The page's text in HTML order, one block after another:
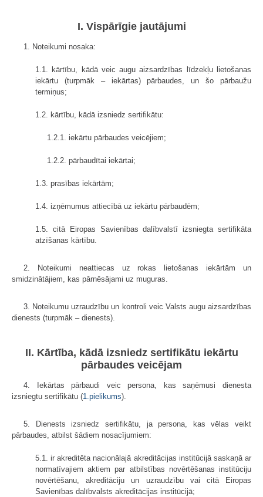
I. Vispārīgie jautājumi
1. Noteikumi nosaka:
1.1. kārtību, kādā veic augu aizsardzības līdzekļu lietošanas
iekārtu (turpmāk – iekārtas) pārbaudes, un šo pārbaužu
termiņus;
1.2. kārtību, kādā izsniedz sertifikātu:
1.2.1. iekārtu pārbaudes veicējiem;
1.2.2. pārbaudītai iekārtai;
1.3. prasības iekārtām;
1.4. izņēmumus attiecībā uz iekārtu pārbaudēm;
1.5. citā Eiropas Savienības dalībvalstī izsniegta sertifikāta
atzīšanas kārtību.
2. Noteikumi neattiecas uz rokas lietošanas iekārtām un
smidzinātājiem, kas pārnēsājami uz muguras.
3. Noteikumu uzraudzību un kontroli veic Valsts augu aizsardzības
dienests (turpmāk – dienests).
II. Kārtība, kādā izsniedz sertifikātu iekārtu
pārbaudes veicējam
4. Iekārtas pārbaudi veic persona, kas saņēmusi dienesta
izsniegtu sertifikātu (1.pielikums).
5. Dienests izsniedz sertifikātu, ja persona, kas vēlas veikt
pārbaudes, atbilst šādiem nosacījumiem:
5.1. ir akreditēta nacionālajā akreditācijas institūcijā saskaņā ar
normatīvajiem aktiem par atbilstības novērtēšanas institūciju
novērtēšanu, akreditāciju un uzraudzību vai citā Eiropas
Savienības dalībvalsts akreditācijas institūcijā;